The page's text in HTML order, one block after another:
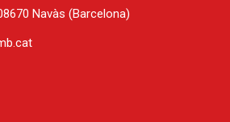
Navàs (Barcelona)